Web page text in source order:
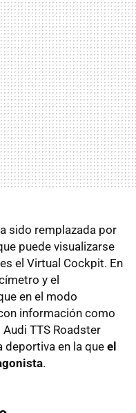
sido remplazada por
puede visualizarse
el Virtual Cockpit. En
y el
en el modo
información como
TTS Roadster
deportiva en la que el
.